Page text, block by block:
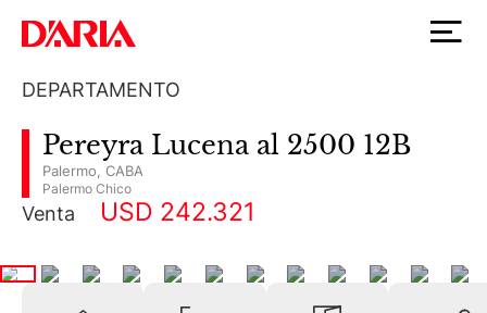
DEPARTAMENTO
Pereyra Lucena al 2500 12B
Palermo CABA
Palermo Chico
Venta USD 242.321